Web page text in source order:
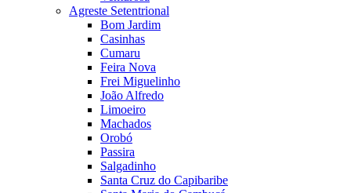
Agreste Setentrional
Bom Jardim
Casinhas
Cumaru
Feira Nova
Frei Miguelinho
João Alfredo
Limoeiro
Machados
Orobó
Passira
Salgadinho
Santa Cruz do Capibaribe